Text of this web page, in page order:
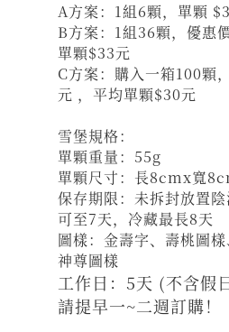
A方案：1組6顆，單顆
B方案：1組36顆，優惠
單顆$33元
C方案：購入一箱100顆
元 ，平均單顆$30元
雪堡規格：
單顆重量：55g
單顆尺寸：長8cmx寬
保存期限：未拆封放置
可至7天，冷藏最長8天
圖樣：金壽字、壽桃圖樣
神尊圖樣
工作日：5天 (不含假
請提早一~二週訂購！